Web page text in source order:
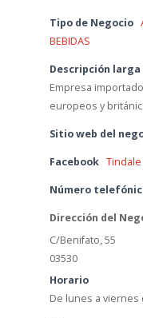
Tipo de Negocio
BEBIDAS
Descripción
Empresa
europeos y
Sitio web del
Facebook
Número
Dirección del
C/Benifato, 55
03530
Horario
De lunes a viernes